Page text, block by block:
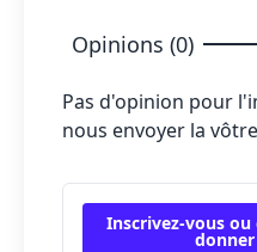
Opinions (0)
Pas d'opinion pour
nous envoyer la vôtre
Inscrivez-vous